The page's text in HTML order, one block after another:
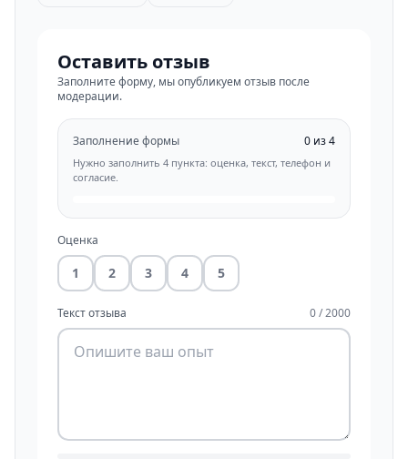
Оставить отзыв
Заполните форму, мы опубликуем отзыв после
модерации.
Заполнение формы 0 из 4
Нужно заполнить 4 пункта: оценка, текст, телефон и
согласие.
Оценка
1 2 3 4 5
Текст отзыва 0 / 2000